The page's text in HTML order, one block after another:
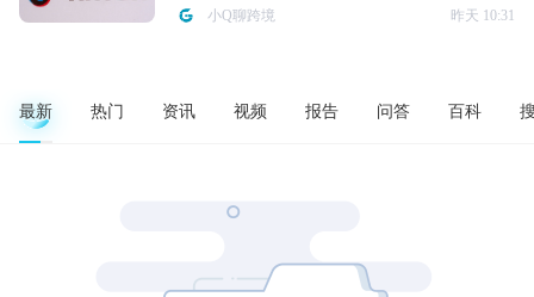
小Q聊跨境 昨天 10:31
最新 热门 资讯 视频 报告 问答 百科